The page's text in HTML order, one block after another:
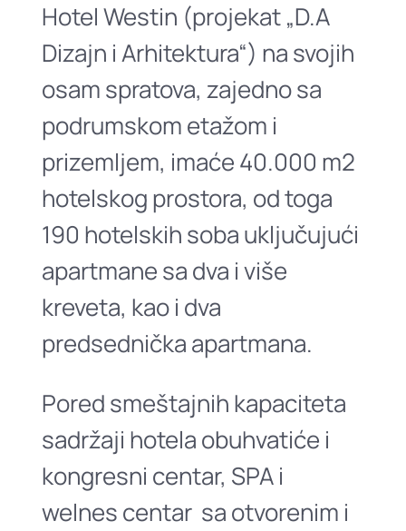
Hotel Westin (projekat „D.A
Dizajn i Arhitektura“) na svojih
osam spratova, zajedno sa
podrumskom etažom i
prizemljem, imaće 40.000 m2
hotelskog prostora, od toga
190 hotelskih soba uključujući
apartmane sa dva i više
kreveta, kao i dva
predsednička apartmana.
Pored smeštajnih kapaciteta
sadržaji hotela obuhvatiće i
kongresni centar, SPA i
welnes centar sa otvorenim i